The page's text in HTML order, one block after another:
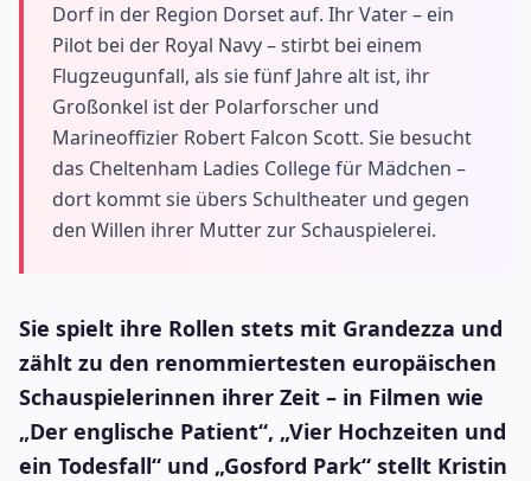
Dorf in der Region Dorset auf. Ihr Vater – ein
Pilot bei der Royal Navy – stirbt bei einem
Flugzeugunfall, als sie fünf Jahre alt ist, ihr
Großonkel ist der Polarforscher und
Marineoffizier Robert Falcon Scott. Sie besucht
das Cheltenham Ladies College für Mädchen –
dort kommt sie übers Schultheater und gegen
den Willen ihrer Mutter zur Schauspielerei.
Sie spielt ihre Rollen stets mit Grandezza und
zählt zu den renommiertesten europäischen
Schauspielerinnen ihrer Zeit – in Filmen wie
„Der englische Patient“, „Vier Hochzeiten und
ein Todesfall“ und „Gosford Park“ stellt Kristin